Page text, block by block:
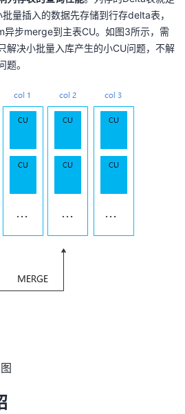
量插入的数据先存储到行存delta表，
步merge到主表CU。如图3所示，需
解决小批量入库产生的小CU问题，不解
。